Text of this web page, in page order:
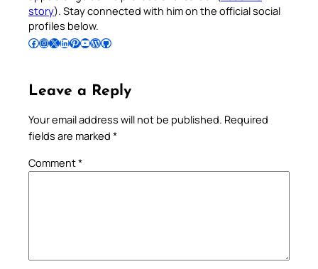
story). Stay connected with him on the official social
profiles below.
Follow Pradeep on Facebook Follow Pradeep on InstagramFollow Pradeep on X Follow Pradeep on LinkedIn Follow Pradeep on Pinterest Subscribe to Pradeep’s Youtube Channel Follow Pradeep on WordPress Follow Pradeep on GitHub
Leave a Reply
Your email address will not be published. Required
fields are marked *
Comment*